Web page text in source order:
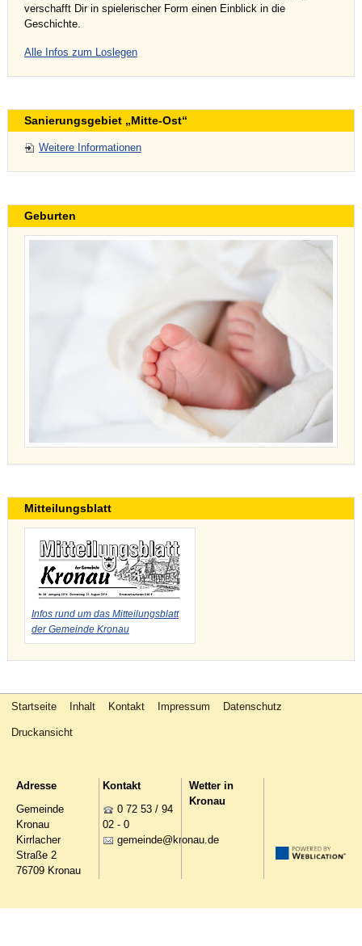
verschafft Dir in spielerischer Form einen Einblick in die
Geschichte.
Alle Infos zum Loslegen
Sanierungsgebiet „Mitte-Ost“
Weitere Informationen
Geburten
Mitteilungsblatt
Infos rund um das Mitteilungsblatt
der Gemeinde Kronau
Startseite Inhalt Kontakt Impressum Datenschutz
Druckansicht
Adresse
Gemeinde
Kronau
Kirrlacher
Straße 2
76709 Kronau
Kontakt
0 72 53 / 94
02 - 0
g m nd kr n d
Wetter in
Kronau